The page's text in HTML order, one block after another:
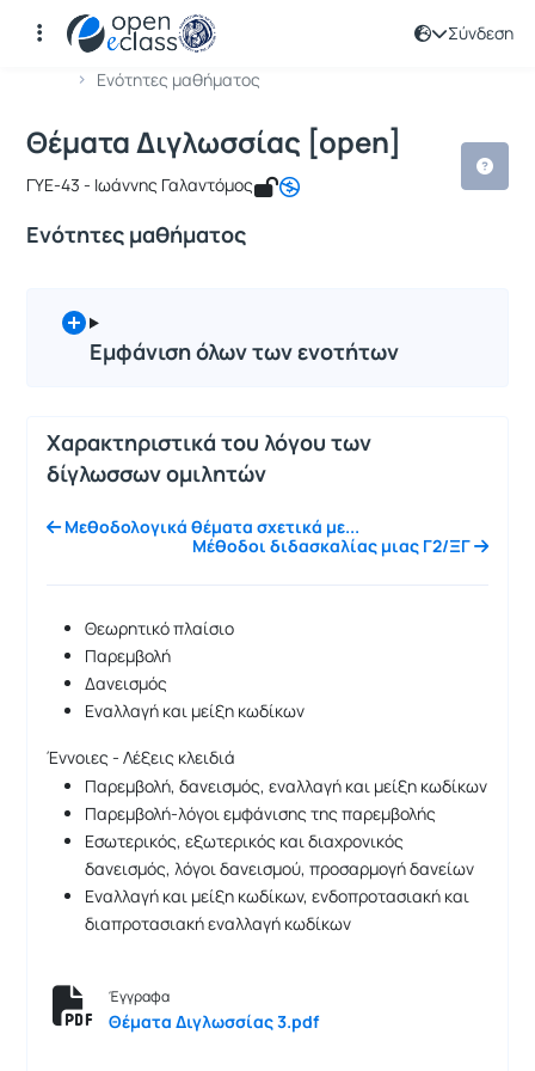
Σύνδεση
Αρχική Σελίδα
Ενότητες μαθήματος
Μάθημα : Θέματα Διγλωσσίας [open]
Κωδικός : TMS144
Θέματα Διγλωσσίας [open]
ΓΥΕ-43 - Ιωάννης Γαλαντόμος
Ενότητες μαθήματος
Εμφάνιση όλων των ενοτήτων
Χαρακτηριστικά του λόγου των
δίγλωσσων ομιλητών
Μεθοδολογικά θέματα σχετικά με...
Μέθοδοι διδασκαλίας μιας Γ2/ΞΓ
Θεωρητικό πλαίσιο
Παρεμβολή
Δανεισμός
Εναλλαγή και μείξη κωδίκων
Έννοιες - Λέξεις κλειδιά
Παρεμβολή, δανεισμός, εναλλαγή και μείξη κωδίκων
Παρεμβολή-λόγοι εμφάνισης της παρεμβολής
Εσωτερικός, εξωτερικός και διαχρονικός
δανεισμός, λόγοι δανεισμού, προσαρμογή δανείων
Εναλλαγή και μείξη κωδίκων, ενδοπροτασιακή και
διαπροτασιακή εναλλαγή κωδίκων
Έγγραφα
Θέματα Διγλωσσίας 3.pdf